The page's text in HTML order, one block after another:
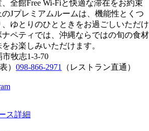
全館Free Wi-Fiと快適な滞在をお約束
Jプレミアムルームは、機能性とくつ
ゆとりのひとときをお過ごしいただけ
ペティでは、沖縄ならではの旬の食材
お楽しみいただけます。
市牧志1-3-70
） 098-866-2971
（レストラン直通）
ス詳細